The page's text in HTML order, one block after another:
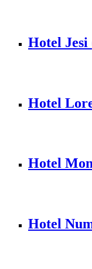
Hotel Jesi
Hotel
Hotel
Hotel